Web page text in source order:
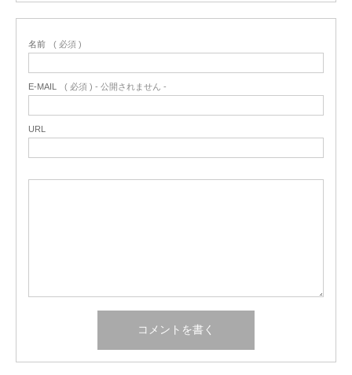
名前 ( 必須 )
E-MAIL ( 必須 ) - 公開されません -
URL